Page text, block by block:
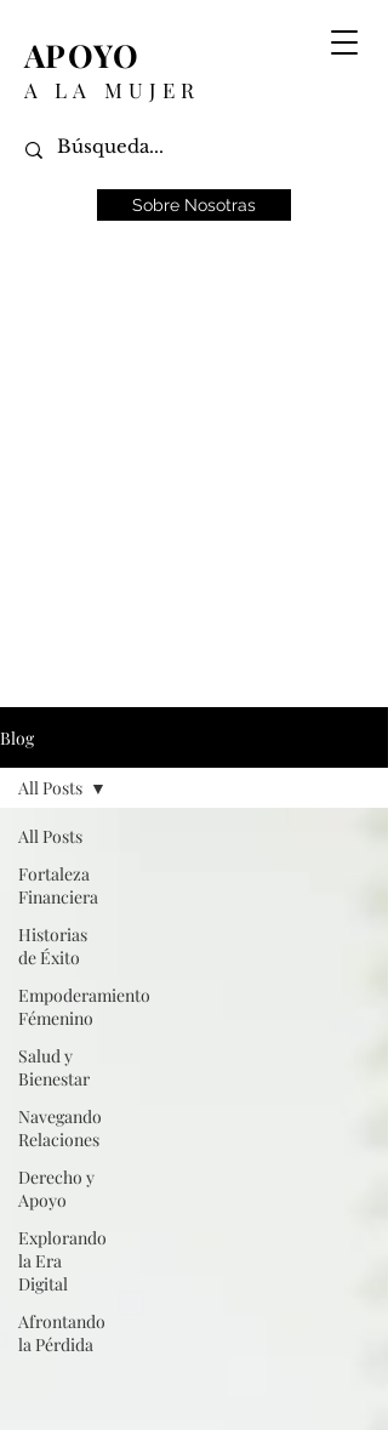
APOYO
A LA MUJER
Sobre Nosotras
Blog
All Posts
Fortaleza
Financiera
Historias
de Éxito
Empoderamiento
Fémenino
Salud y
Bienestar
Navegando
Relaciones
Derecho y
Apoyo
Explorando
la Era
Digital
Afrontando
la Pérdida
All Posts